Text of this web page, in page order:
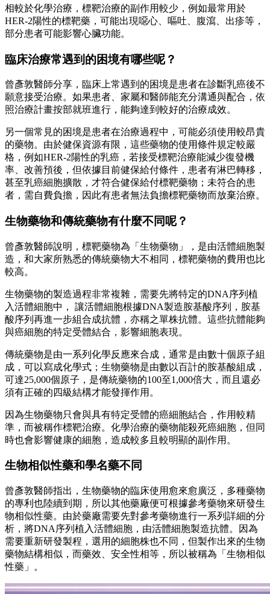
相較於化學治療，標靶治療的副作用較少，例如最常用於
HER-2陽性的標靶藥，可能出現噁心、嘔吐、腹瀉、出疹等，
部分患者可能影響心臟功能。
臨床治療常遇到的困境有哪些呢？
曾彥敦醫師分享，臨床上常遇到的困境是患者在診斷乳癌後不
願意接受治療。如果患者、家屬和醫師能充分溝通與配合，依
照治療計畫按部就班進行，能夠達到較好的治療成效。
另一個常見的困境是患者在治療過程中，可能必須使用較昂貴
的藥物。由於健保資源有限，這些藥物的使用條件規定較嚴
格，例如HER-2陽性的乳癌，若接受標靶治療能減少復發機
率、改善預後，但依據目前健保給付條件，患者有淋巴轉移，
甚至乳癌細胞擴散，才符合健保給付標靶藥物；未符合的患
者，需自費負擔，因此有患者無法負擔標靶藥物而放棄治療。
生物藥物和傳統藥物有什麼不同呢？
曾彥敦醫師說明，標靶藥物為「生物藥物」，是由活體細胞製
造，和大家所熟悉的傳統藥物大不相同，標靶藥物的費用也比
較高。
生物藥物的製造過程非常複雜，需要先將特定的DNA序列植
入活體細胞中， 讓活體細胞根據DNA製造胺基酸序列，胺基
酸序列再進一步組合成抗體，亦稱之單株抗體。這些抗體能夠
與癌細胞的特定受體結合，影響細胞表現。
傳統藥物是由一系列化學反應來合成，通常是由數十個原子組
成，可以寫成化學式；生物藥物是由數以百計的胺基酸組成，
可達25,000個原子，是傳統藥物的100至1,000倍大，而且還必
須有正確的四級結構才能發揮作用。
因為生物藥物只會與具有特定受體的癌細胞結合，作用較精
準，而被稱作標靶治療。化學治療的藥物能殺死癌細胞，但同
時也會影響健康的細胞，造成較多且較明顯的副作用。
生物相似性藥和學名藥不同
曾彥敦醫師指出，生物藥物的臨床使用愈來愈廣泛，多種藥物
的專利也陸續到期，所以其他藥廠便可根據參考藥物來研發生
物相似性藥。由於藥廠需要先對參考藥物進行一系列詳細的分
析，將DNA序列植入活體細胞，由活體細胞製造抗體。因為
需要重新研發製程，選用的細胞株也不同，但製作出來的生物
藥物結構相似，而藥效、安全性相等，所以被稱為「生物相似
性藥」。